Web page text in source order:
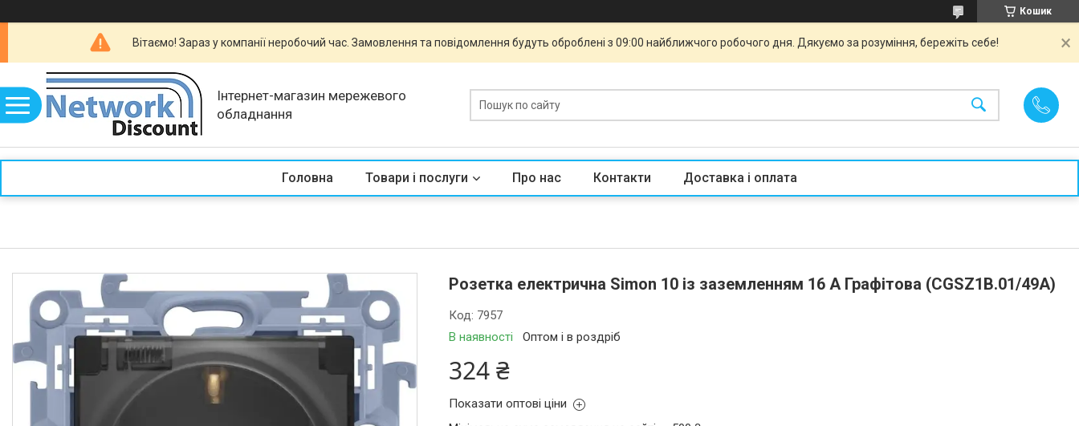
Кошик
Вітаємо! Зараз у компанії неробочий час. Замовлення та повідомлення будуть оброблені з 09:00 найближчого робочого дня. Дякуємо за розуміння, бережіть себе!
Інтернет-магазин мережевого
обладнання
Головна Товари і послуги Про нас Контакти Доставка і оплата
Розетка електрична Simon 10 із заземленням 16 А Графітова (CGSZ1B.01/49A)
В наявності Оптом і в роздріб
Код: 7957
324 ₴
Показати оптові ціни